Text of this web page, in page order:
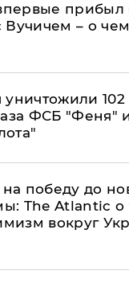
Вучичем – о
уничтожили
ФСБ "Феня"
победу до
The Atlantic о
вокруг